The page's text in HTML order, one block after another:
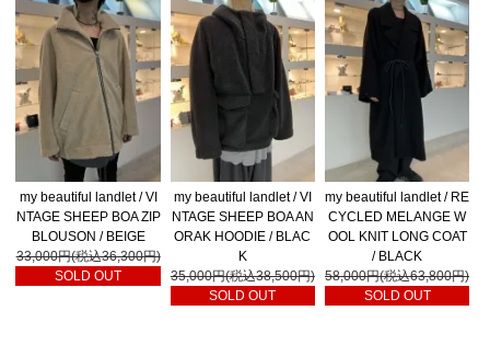
my beautiful landlet / VI
NTAGE SHEEP BOA ZIP
BLOUSON / BEIGE
33,000円(税込36,300円)
SOLD OUT
my beautiful landlet / VI
NTAGE SHEEP BOA AN
ORAK HOODIE / BLAC
K
35,000円(税込38,500円)
SOLD OUT
my beautiful landlet / RE
CYCLED MELANGE W
OOL KNIT LONG COAT
/ BLACK
58,000円(税込63,800円)
SOLD OUT